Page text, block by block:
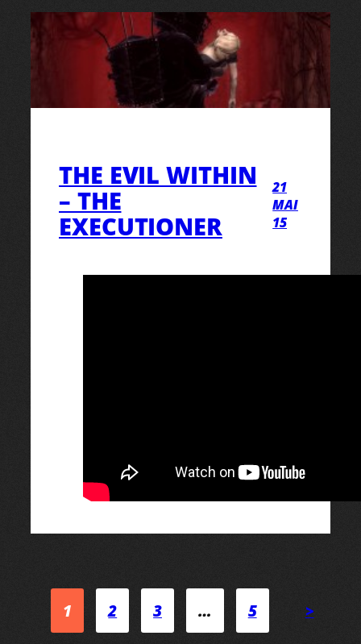
THE EVIL WITHIN
– THE
EXECUTIONER
21
MAI
15
1 2 3 … 5 >